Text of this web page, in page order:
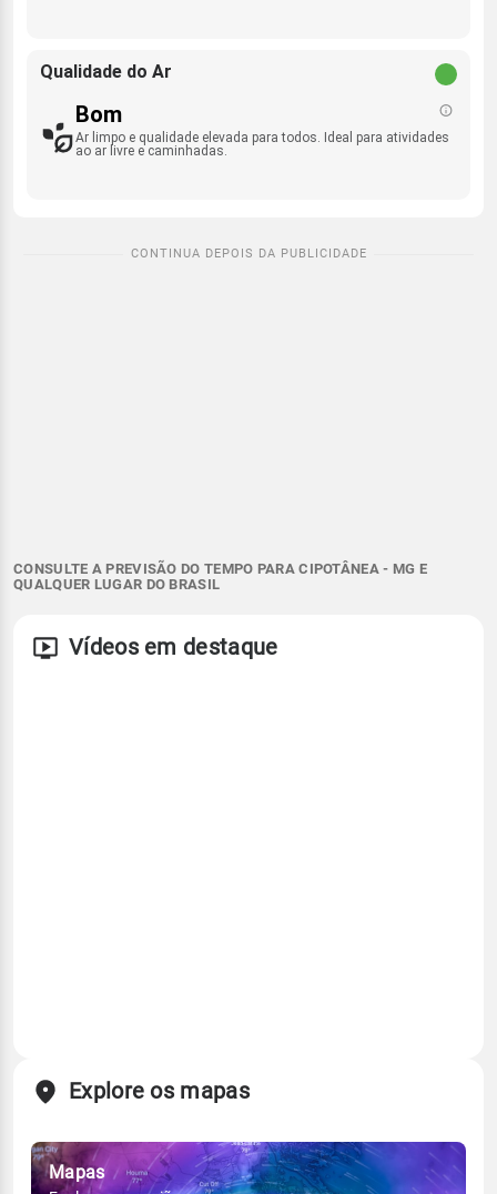
Qualidade do Ar
Bom
Ar limpo e qualidade elevada para todos. Ideal para atividades
ao ar livre e caminhadas.
CONSULTE A PREVISÃO DO TEMPO PARA CIPOTÂNEA - MG E
QUALQUER LUGAR DO BRASIL
Vídeos em destaque
Explore os mapas
Mapas